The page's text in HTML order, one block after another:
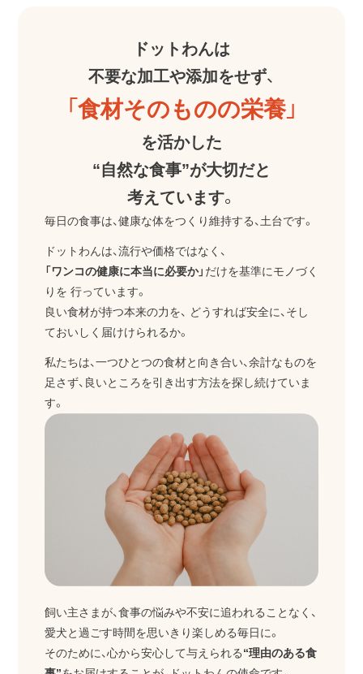
ドットわんは
不要な加工や添加をせず、
「食材そのものの栄養」
を活かした
“自然な食事”が大切だと
考えています。
毎日の食事は、健康な体をつくり維持する、土台です。
ドットわんは、流行や価格ではなく、
「ワンコの健康に本当に必要か」 だけを基準にモノづく
りを 行っています。
良い食材が持つ本来の力を、 どうすれば安全に、そし
ておいしく届けけられるか。
私たちは、一つひとつの食材と向き合い、余計なものを
足さず、良いところを引き出す方法を探し続けていま
す。
飼い主さまが、食事の悩みや不安に追われることなく、
愛犬と過ごす時間を思いきり楽しめる毎日に。
そのために、心から安心して与えられる“理由のある食